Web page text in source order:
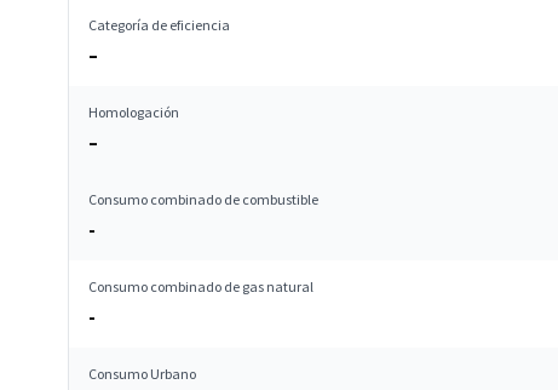
Categoría de eficiencia
–
Homologación
–
Consumo combinado de combustible
-
Consumo combinado de gas natural
-
Consumo Urbano